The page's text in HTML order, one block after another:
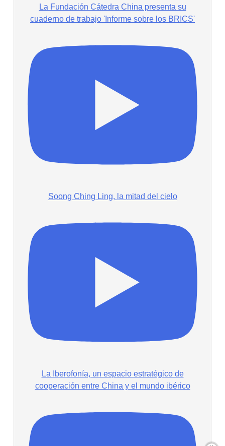
La Fundación Cátedra China presenta su
cuaderno de trabajo 'Informe sobre los BRICS'
Soong Ching Ling, la mitad del cielo
La Iberofonía, un espacio estratégico de
cooperación entre China y el mundo ibérico